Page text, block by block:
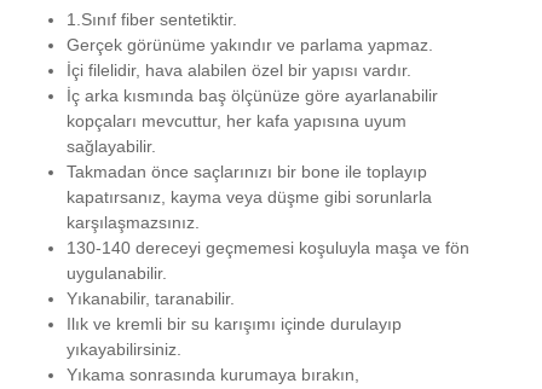
1.Sınıf fiber sentetiktir.
Gerçek görünüme yakındır ve parlama yapmaz.
İçi filelidir, hava alabilen özel bir yapısı vardır.
İç arka kısmında baş ölçünüze göre ayarlanabilir
kopçaları mevcuttur, her kafa yapısına uyum
sağlayabilir.
Takmadan önce saçlarınızı bir bone ile toplayıp
kapatırsanız, kayma veya düşme gibi sorunlarla
karşılaşmazsınız.
130-140 dereceyi geçmemesi koşuluyla maşa ve fön
uygulanabilir.
Yıkanabilir, taranabilir.
Ilık ve kremli bir su karışımı içinde durulayıp
yıkayabilirsiniz.
Yıkama sonrasında kurumaya bırakın,